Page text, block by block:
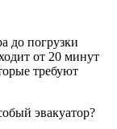
до погрузки
от 20 минут
требуют
эвакуатор?